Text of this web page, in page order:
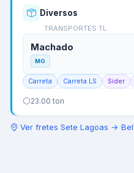
Diversos
TRANSPORTES TL
Machado
MG
Carreta Carreta LS Sider
23.00 ton
Ver fretes Sete Lagoas →